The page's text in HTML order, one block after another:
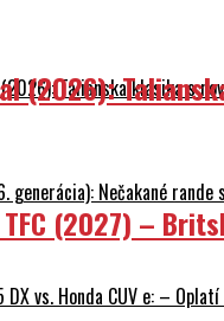
Talianska klasika s
generácia): Nečakané
DX vs. Honda CUV e: –
(2026):
TFC (2027) –